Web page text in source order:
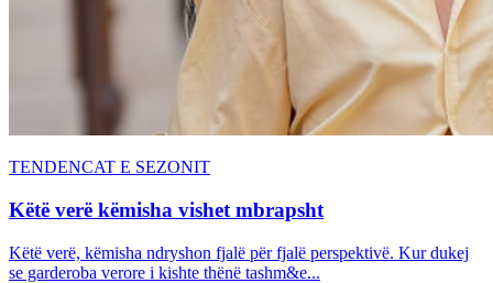
TENDENCAT E SEZONIT
Këtë verë këmisha vishet mbrapsht
Këtë verë, këmisha ndryshon fjalë për fjalë perspektivë. Kur dukej
se garderoba verore i kishte thënë tashm&e...